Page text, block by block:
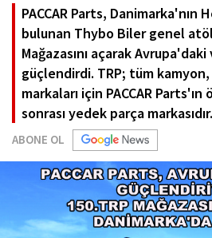
PACCAR Parts,
bulunan Thybo Biler genel
Mağazasını açarak Avrupa'daki
güçlendirdi. TRP; tüm
markaları için PACCAR
sonrası yedek parça markasıdır.
ABONE OL